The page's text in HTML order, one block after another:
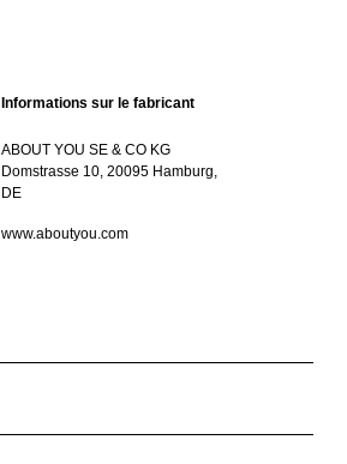
Informations sur le fabricant
ABOUT YOU SE & CO KG
Domstrasse 10, 20095 Hamburg,
DE
www.aboutyou.com